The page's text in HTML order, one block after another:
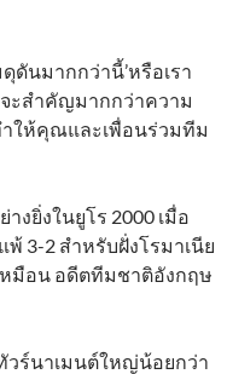
ดันมากกว่านี้’หรือเรา
ะสำคัญมากกว่าความ
ำให้คุณและเพื่อนร่วมทีม
งยิ่งในยูโร 2000 เมื่อ
3-2 สำหรับฝั่งโรมาเนีย
มือน อดีตทีมชาติอังกฤษ
วร์นาเมนต์ใหญ่น้อยกว่า